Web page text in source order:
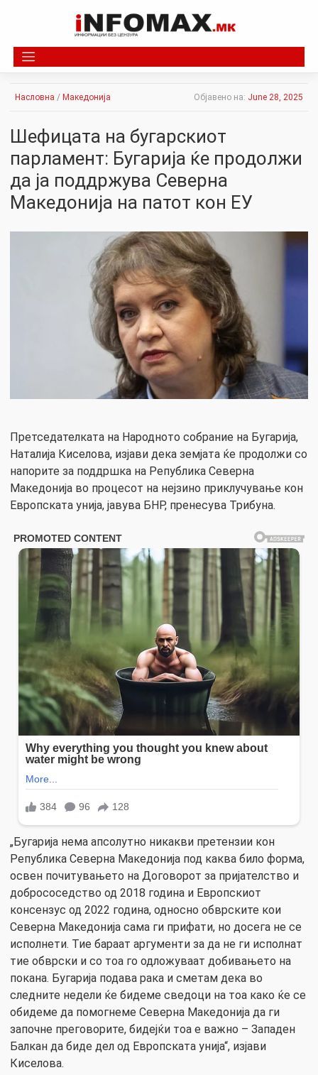
Насловна / Македонија Објавено на: June 28, 2025
Шефицата на бугарскиот
парламент: Бугарија ќе продолжи
да ја поддржува Северна
Македонија на патот кон ЕУ
Претседателката на Народното собрание на Бугарија,
Наталија Киселова, изјави дека земјата ќе продолжи со
напорите за поддршка на Република Северна
Македонија во процесот на нејзино приклучување кон
Европската унија, јавува БНР, пренесува Трибуна.
„Бугарија нема апсолутно никакви претензии кон
Република Северна Македонија под каква било форма,
освен почитувањето на Договорот за пријателство и
добрососедство од 2018 година и Европскиот
консензус од 2022 година, односно обврските кои
Северна Македонија сама ги прифати, но досега не се
исполнети. Тие бараат аргументи за да не ги исполнат
тие обврски и со тоа го одложуваат добивањето на
покана. Бугарија подава рака и сметам дека во
следните недели ќе бидеме сведоци на тоа како ќе се
обидеме да помогнеме Северна Македонија да ги
започне преговорите, бидејќи тоа е важно – Западен
Балкан да биде дел од Европската унија“, изјави
Киселова.